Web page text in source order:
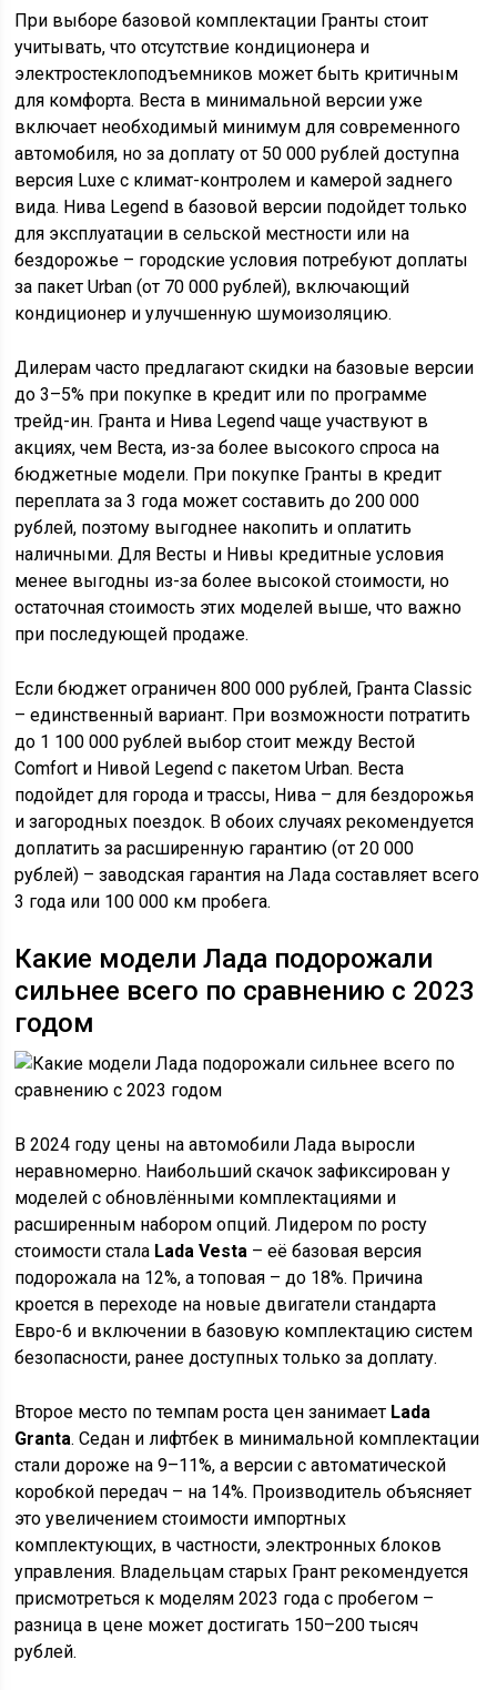
При выборе базовой комплектации Гранты стоит
учитывать, что отсутствие кондиционера и
электростеклоподъемников может быть критичным
для комфорта. Веста в минимальной версии уже
включает необходимый минимум для современного
автомобиля, но за доплату от 50 000 рублей доступна
версия Luxe с климат-контролем и камерой заднего
вида. Нива Legend в базовой версии подойдет только
для эксплуатации в сельской местности или на
бездорожье – городские условия потребуют доплаты
за пакет Urban (от 70 000 рублей), включающий
кондиционер и улучшенную шумоизоляцию.
Дилерам часто предлагают скидки на базовые версии
до 3–5% при покупке в кредит или по программе
трейд-ин. Гранта и Нива Legend чаще участвуют в
акциях, чем Веста, из-за более высокого спроса на
бюджетные модели. При покупке Гранты в кредит
переплата за 3 года может составить до 200 000
рублей, поэтому выгоднее накопить и оплатить
наличными. Для Весты и Нивы кредитные условия
менее выгодны из-за более высокой стоимости, но
остаточная стоимость этих моделей выше, что важно
при последующей продаже.
Если бюджет ограничен 800 000 рублей, Гранта Classic
– единственный вариант. При возможности потратить
до 1 100 000 рублей выбор стоит между Вестой
Comfort и Нивой Legend с пакетом Urban. Веста
подойдет для города и трассы, Нива – для бездорожья
и загородных поездок. В обоих случаях рекомендуется
доплатить за расширенную гарантию (от 20 000
рублей) – заводская гарантия на Лада составляет всего
3 года или 100 000 км пробега.
Какие модели Лада подорожали
сильнее всего по сравнению с 2023
годом
В 2024 году цены на автомобили Лада выросли
неравномерно. Наибольший скачок зафиксирован у
моделей с обновлёнными комплектациями и
расширенным набором опций. Лидером по росту
стоимости стала Lada Vesta – её базовая версия
подорожала на 12%, а топовая – до 18%. Причина
кроется в переходе на новые двигатели стандарта
Евро-6 и включении в базовую комплектацию систем
безопасности, ранее доступных только за доплату.
Второе место по темпам роста цен занимает Lada
Granta. Седан и лифтбек в минимальной комплектации
стали дороже на 9–11%, а версии с автоматической
коробкой передач – на 14%. Производитель объясняет
это увеличением стоимости импортных
комплектующих, в частности, электронных блоков
управления. Владельцам старых Грант рекомендуется
присмотреться к моделям 2023 года с пробегом –
разница в цене может достигать 150–200 тысяч
рублей.